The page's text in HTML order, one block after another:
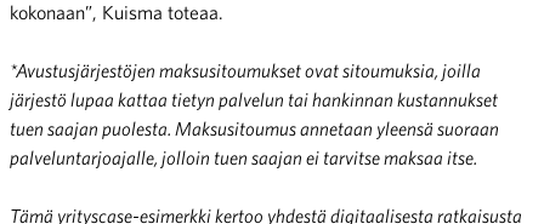
kokonaan”, Kuisma toteaa.
*Avustusjärjestöjen maksusitoumukset ovat sitoumuksia, joilla
järjestö lupaa kattaa tietyn palvelun tai hankinnan kustannukset
tuen saajan puolesta. Maksusitoumus annetaan yleensä suoraan
palveluntarjoajalle, jolloin tuen saajan ei tarvitse maksaa itse.
Tämä yrityscase-esimerkki kertoo yhdestä digitaalisesta ratkaisusta